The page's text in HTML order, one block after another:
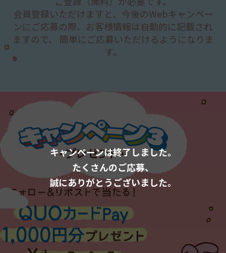
2025年11月20日（木）に購入した『チョコボール＜
ピーナッツ＞』のレシートで応募した場合、当選確率2
倍となります。
※ポチャッコ コースは、2025年10月21日（火）〜2025
年11月20日（木）に購入した『チョコボール＜キャラ
メル＞』のレシートで応募した場合、当選確率2倍とな
ちご＞』のレシートで応募した場合、当選確率2倍とな
ります。
※シナモロール コースは、2025年10月21日（火）〜
2025年11月20日（木）に購入した『チョコボール＜北
海道ミルク＞』のレシートで応募した場合、当選確率2
倍となります。
※森永製菓ファンサイト「エンゼルPLUS」への会員登
録が必要となります。
■応募期間
2025年11月20日（木）23：59まで
■レシート有効期間
2025年10月21日（火）～2025年11月20日（木）購入
分まで
会員登録いただけますと、今後のWebキャンペー
ンにご応募の際、 お客様情報は自動的に記載され
ますので、 簡単にご応募いただけるようになりま
す。
キャンペーンは終了しました。
たくさんのご応募、
誠にありがとうございました。